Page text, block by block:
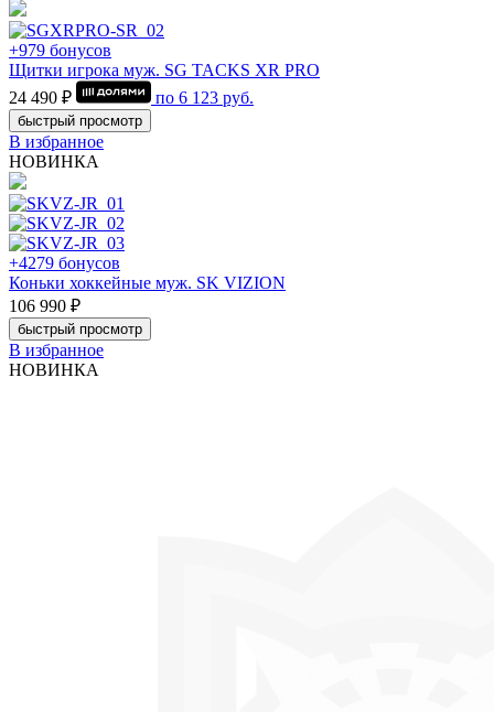
+979 бонусов
Щитки игрока муж. SG TACKS XR PRO
24 490 ₽
по 6 123 руб.
быстрый просмотр
В избранное
НОВИНКА
+4279 бонусов
Коньки хоккейные муж. SK VIZION
106 990 ₽
быстрый просмотр
В избранное
НОВИНКА